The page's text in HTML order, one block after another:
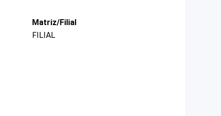
Matriz/Filial
FILIAL